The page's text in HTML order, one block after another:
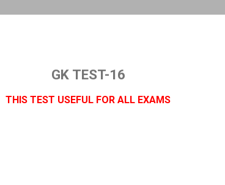
GK TEST-16
THIS TEST USEFUL FOR ALL EXAMS